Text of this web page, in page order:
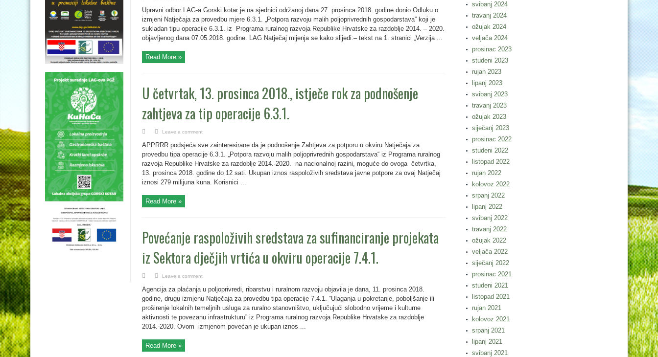
Upravni odbor LAG-a Gorski kotar je na sjednici održanoj dana 27. prosinca 2018. godine donio Odluku o
izmjeni Natječaja za provedbu mjere 6.3.1. „Potpora razvoju malih poljoprivrednih gospodarstava” koji je
sukladan tipu operacije 6.3.1. iz Programa ruralnog razvoja Republike Hrvatske za razdoblje 2014. – 2020.
objavljenog dana 07.05.2018. godine. LAG Natječaj mijenja se kako slijedi:– tekst na 1. stranici „Verzija ...
Read More »
U četvrtak, 13. prosinca 2018., istječe rok za podnošenje
zahtjeva za tip operacije 6.3.1.
Leave a comment
APPRRR podsjeća sve zainteresirane da je podnošenje Zahtjeva za potporu u okviru Natječaja za
provedbu tipa operacije 6.3.1. „Potpora razvoju malih poljoprivrednih gospodarstava“ iz Programa ruralnog
razvoja Republike Hrvatske za razdoblje 2014.-2020. na nacionalnoj razini, moguće do ovoga četvrtka,
13. prosinca 2018. godine do 12 sati. Ukupan iznos raspoloživih sredstava javne potpore za ovaj Natječaj
iznosi 279 milijuna kuna. Korisnici ...
Read More »
Povećanje raspoloživih sredstava za sufinanciranje projekata
iz Sektora dječjih vrtića u okviru operacije 7.4.1.
Leave a comment
Agencija za plaćanja u poljoprivredi, ribarstvu i ruralnom razvoju objavila je dana, 11. prosinca 2018.
godine, drugu izmjenu Natječaja za provedbu tipa operacije 7.4.1. ”Ulaganja u pokretanje, poboljšanje ili
proširenje lokalnih temeljnih usluga za ruralno stanovništvo, uključujući slobodno vrijeme i kulturne
aktivnosti te povezanu infrastrukturu” iz Programa ruralnog razvoja Republike Hrvatske za razdoblje
2014.-2020. Ovom izmjenom povećan je ukupan iznos ...
Read More »
svibanj 2024
travanj 2024
ožujak 2024
veljača 2024
prosinac 2023
studeni 2023
rujan 2023
lipanj 2023
svibanj 2023
travanj 2023
ožujak 2023
siječanj 2023
prosinac 2022
studeni 2022
listopad 2022
rujan 2022
kolovoz 2022
srpanj 2022
lipanj 2022
svibanj 2022
travanj 2022
ožujak 2022
veljača 2022
siječanj 2022
prosinac 2021
studeni 2021
listopad 2021
rujan 2021
kolovoz 2021
srpanj 2021
lipanj 2021
svibanj 2021